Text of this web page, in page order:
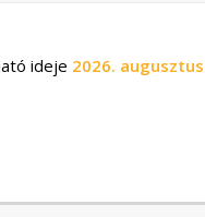
ideje 2026.